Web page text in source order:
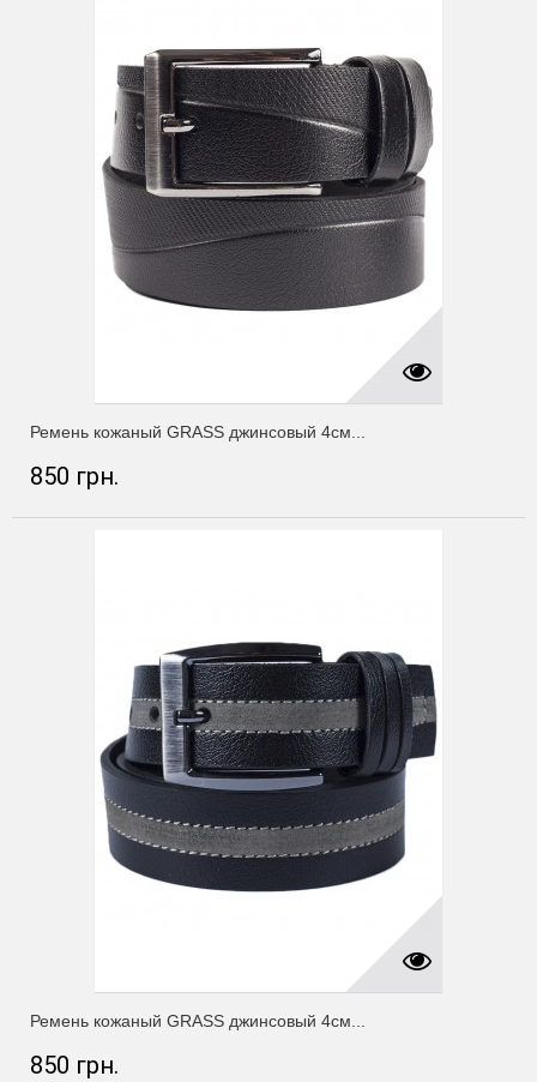
Ремень кожаный GRASS джинсовый 4см...
850 грн.
Ремень кожаный GRASS джинсовый 4см...
850 грн.